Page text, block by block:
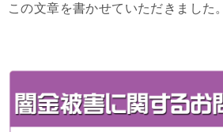
この文章を書かせていただきました。